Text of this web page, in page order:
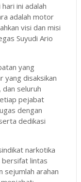
ini adalah
adalah motor
visi dan misi
Suyudi Ario
yang
yang disaksikan
dan seluruh
pejabat
dengan
dedikasi
narkotika
bersifat lintas
sejumlah arahan